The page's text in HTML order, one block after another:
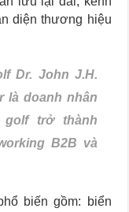
diện thương hiệu
Dr. John J.H.
là doanh nhân
golf trở thành
B2B và
biến gồm: biển